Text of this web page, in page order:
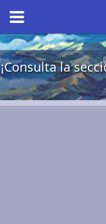
¡Consulta la